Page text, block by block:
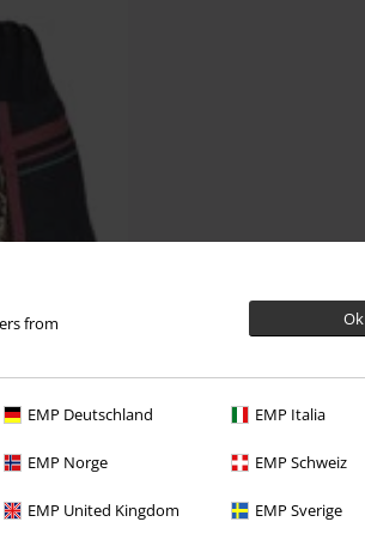
from
Ok
EMP Deutschland EMP Italia
EMP Norge EMP Schweiz
EMP United Kingdom EMP Sverige